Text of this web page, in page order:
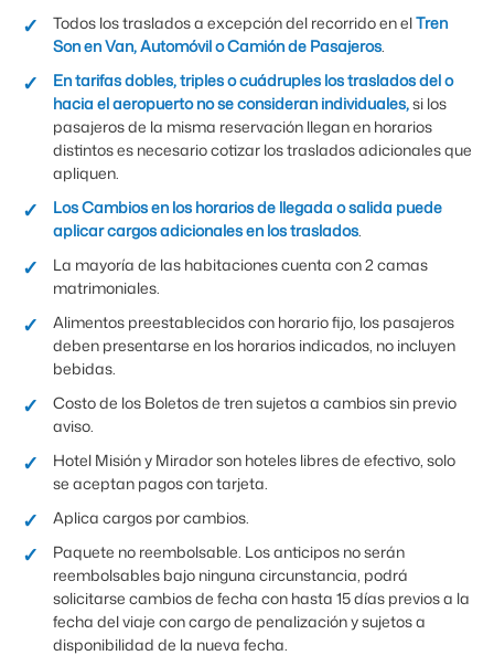
Todos los traslados a excepción del recorrido en elTren
Son en Van, Automóvil o Camión de Pasajeros
En tarifas dobles, triples o cuádruples los traslados del o
hacia el aeropuerto no se consideran individuales,si los
pasajeros de la misma reservación llegan en horarios
distintos es necesario cotizar los traslados adicionales que
apliquen.
Los Cambios en los horarios de llegada o salida puede
aplicar cargos adicionales en los traslados
La mayoría de las habitaciones cuenta con 2 camas
matrimoniales.
Alimentos preestablecidos con horario fijo, los pasajeros
deben presentarse en los horarios indicados, no incluyen
bebidas.
Costo de los Boletos de tren sujetos a cambios sin previo
aviso.
Hotel Misión y Mirador son hoteles libres de efectivo, solo
se aceptan pagos con tarjeta.
Aplica cargos por cambios.
Paquete no reembolsable. Los anticipos no serán
reembolsables bajo ninguna circunstancia, podrá
solicitarse cambios de fecha con hasta 15 días previos a la
fecha del viaje con cargo de penalización y sujetos a
disponibilidad de la nueva fecha.